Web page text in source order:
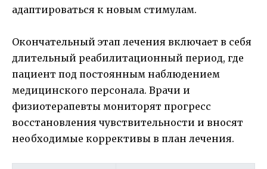
адаптироваться к новым стимулам.
Окончательный этап лечения включает в себя
длительный реабилитационный период, где
пациент под постоянным наблюдением
медицинского персонала. Врачи и
физиотерапевты мониторят прогресс
восстановления чувствительности и вносят
необходимые коррективы в план лечения.